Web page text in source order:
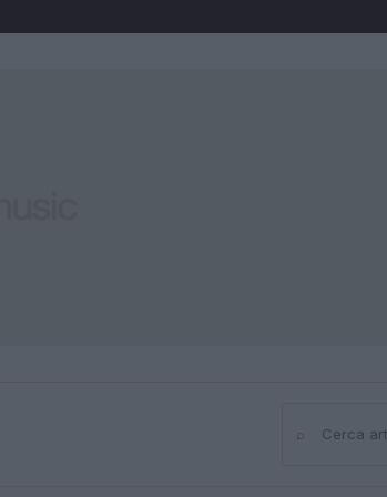
⌕Cerca